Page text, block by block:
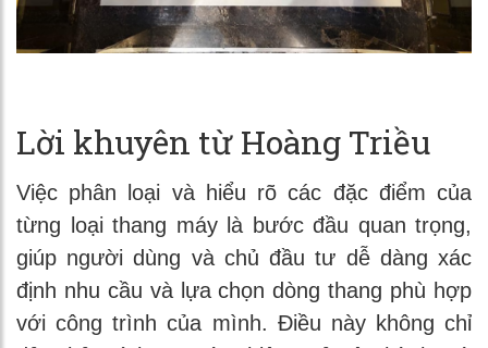
Lời khuyên từ Hoàng Triều
Việc phân loại và hiểu rõ các đặc điểm của
từng loại thang máy là bước đầu quan trọng,
giúp người dùng và chủ đầu tư dễ dàng xác
định nhu cầu và lựa chọn dòng thang phù hợp
với công trình của mình. Điều này không chỉ